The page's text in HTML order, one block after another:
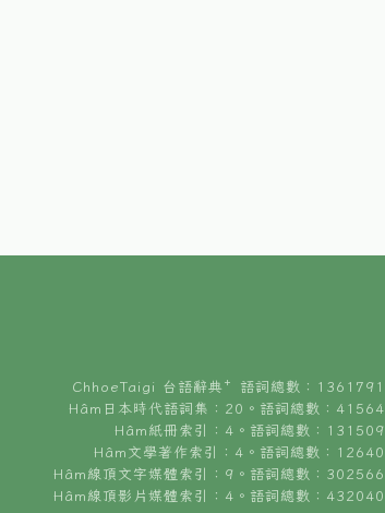
ChhoeTaigi 台語辭典⁺ 語詞總數：1361791
Hâm日本時代語詞集：20。語詞總數：41564
Hâm紙冊索引：4。語詞總數：131509
Hâm文學著作索引：4。語詞總數：12640
Hâm線頂文字媒體索引：9。語詞總數：302566
Hâm線頂影片媒體索引：4。語詞總數：432040